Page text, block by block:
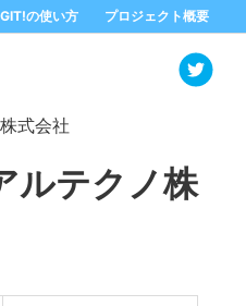
の使い方 プロジェクト概要
式会社
ルテクノ株